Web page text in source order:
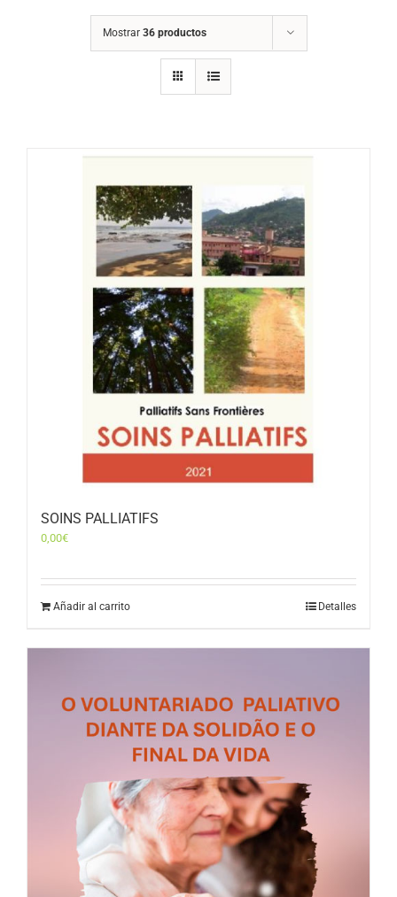
Mostrar 36 productos
SOINS PALLIATIFS
0,00€
Añadir al carrito Detalles